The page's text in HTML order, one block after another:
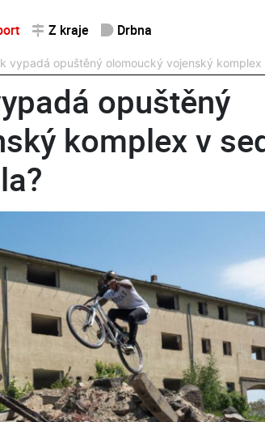
Z kraje Drbna
vypadá opuštěný olomoucký vojenský komplex
opuštěný
komplex v